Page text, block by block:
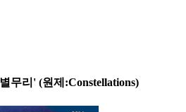
무리' (원제:Constellations)